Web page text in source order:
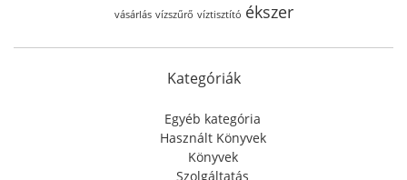
vásárlás vízszűrő víztisztító ékszer
Kategóriák
Egyéb kategória
Használt Könyvek
Könyvek
Szolgáltatás